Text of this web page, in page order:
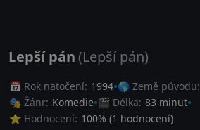
Lepší pán (Lepší pán)
📅 Rok natočení: 1994 🌎 Země původu:
🎭 Žánr: Komedie 🎬 Délka: 83 minut
⭐ Hodnocení: 100% (1 hodnocení)